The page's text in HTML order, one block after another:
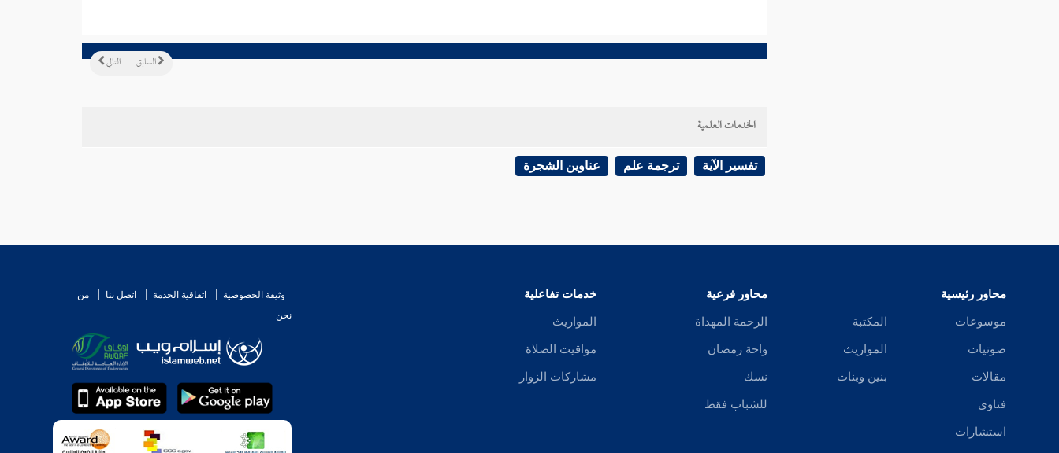
اشتروا الضلالة بالهدى "
تجارتهم "
بنورهم وتركهم في ظلمات لا يبصرون "
التالي السابق
الخدمات العلمية
تفسير الآية ترجمة علم عناوين الشجرة
محاور رئيسية
موسوعات
صوتيات
مقالات
فتاوى
استشارات
المكتبة
المواريث
بنين وبنات
محاور فرعية
الرحمة المهداة
واحة رمضان
نسك
للشباب فقط
خدمات تفاعلية
المواريث
مواقيت الصلاة
مشاركات الزوار
وثيقة الخصوصية اتفاقية الخدمة اتصل بنا
من
نحن